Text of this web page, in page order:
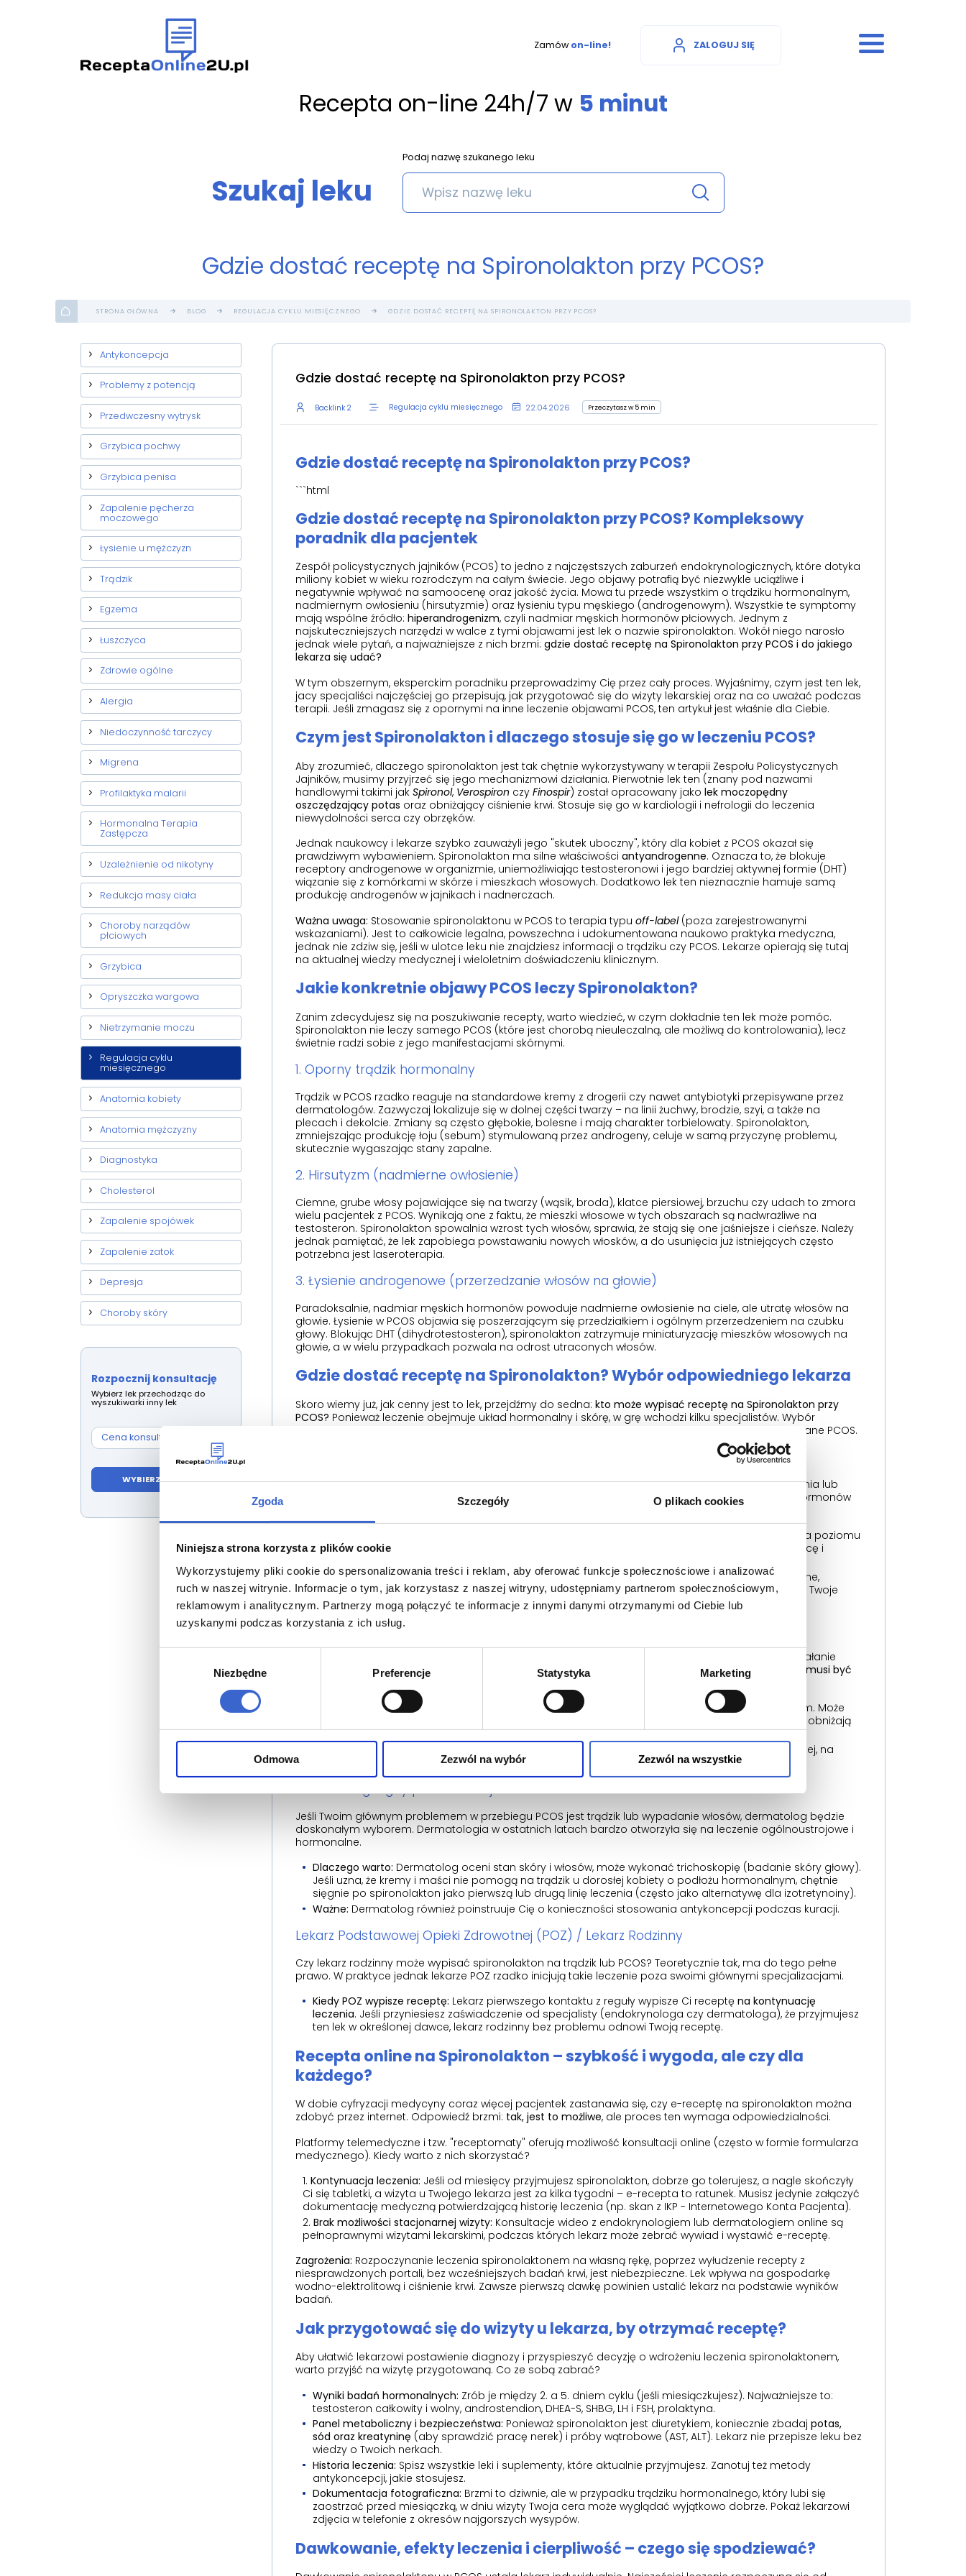
Zgoda Szczegóły O plikach cookies
Niniejsza strona korzysta z plików cookie
Wykorzystujemy pliki cookie do spersonalizowania treści i reklam, aby oferować funkcje społecznościowe i analizować
ruch w naszej witrynie. Informacje o tym, jak korzystasz z naszej witryny, udostępniamy partnerom społecznościowym,
reklamowym i analitycznym. Partnerzy mogą połączyć te informacje z innymi danymi otrzymanymi od Ciebie lub
uzyskanymi podczas korzystania z ich usług.
Niezbędne Preferencje Statystyka Marketing
Odmowa Zezwól na wybór Zezwól na wszystkie
Zamów on-line! ZALOGUJ SIĘ
Recepta on-line 24h/7 w 5 minut
Szukaj leku
Podaj nazwę szukanego leku
Gdzie dostać receptę na Spironolakton przy PCOS?
STRONA GŁÓWNA BLOG REGULACJA CYKLU MIESIĘCZNEGO GDZIE DOSTAĆ RECEPTĘ NA SPIRONOLAKTON PRZY PCOS?
Antykoncepcja
Problemy z potencją
Przedwczesny wytrysk
Grzybica pochwy
Grzybica penisa
Zapalenie pęcherza
moczowego
Łysienie u mężczyzn
Trądzik
Egzema
Łuszczyca
Zdrowie ogólne
Alergia
Niedoczynność tarczycy
Migrena
Profilaktyka malarii
Hormonalna Terapia
Zastępcza
Uzależnienie od nikotyny
Redukcja masy ciała
Choroby narządów
płciowych
Grzybica
Opryszczka wargowa
Nietrzymanie moczu
Regulacja cyklu
miesięcznego
Anatomia kobiety
Anatomia mężczyzny
Diagnostyka
Cholesterol
Zapalenie spojówek
Zapalenie zatok
Depresja
Choroby skóry
Rozpocznij konsultację
Wybierz lek przechodząc do
wyszukiwarki inny lek
Cena konsultacji:
WYBIERZ INNY LEK
Gdzie dostać receptę na Spironolakton przy PCOS?
Backlink 2 Regulacja cyklu miesięcznego 22.04.2026 Przeczytasz w 5 min
Gdzie dostać receptę na Spironolakton przy PCOS?
```html
Gdzie dostać receptę na Spironolakton przy PCOS? Kompleksowy
poradnik dla pacjentek
Zespół policystycznych jajników (PCOS) to jedno z najczęstszych zaburzeń endokrynologicznych, które dotyka
miliony kobiet w wieku rozrodczym na całym świecie. Jego objawy potrafią być niezwykle uciążliwe i
negatywnie wpływać na samoocenę oraz jakość życia. Mowa tu przede wszystkim o trądziku hormonalnym,
nadmiernym owłosieniu (hirsutyzmie) oraz łysieniu typu męskiego (androgenowym). Wszystkie te symptomy
mają wspólne źródło: hiperandrogenizm, czyli nadmiar męskich hormonów płciowych. Jednym z
najskuteczniejszych narzędzi w walce z tymi objawami jest lek o nazwie spironolakton. Wokół niego narosło
jednak wiele pytań, a najważniejsze z nich brzmi: gdzie dostać receptę na Spironolakton przy PCOS i do jakiego
lekarza się udać?
W tym obszernym, eksperckim poradniku przeprowadzimy Cię przez cały proces. Wyjaśnimy, czym jest ten lek,
jacy specjaliści najczęściej go przepisują, jak przygotować się do wizyty lekarskiej oraz na co uważać podczas
terapii. Jeśli zmagasz się z opornymi na inne leczenie objawami PCOS, ten artykuł jest właśnie dla Ciebie.
Czym jest Spironolakton i dlaczego stosuje się go w leczeniu PCOS?
Aby zrozumieć, dlaczego spironolakton jest tak chętnie wykorzystywany w terapii Zespołu Policystycznych
Jajników, musimy przyjrzeć się jego mechanizmowi działania. Pierwotnie lek ten (znany pod nazwami
handlowymi takimi jak Spironol, Verospiron czy Finospir) został opracowany jako lek moczopędny
oszczędzający potas oraz obniżający ciśnienie krwi. Stosuje się go w kardiologii i nefrologii do leczenia
niewydolności serca czy obrzęków.
Jednak naukowcy i lekarze szybko zauważyli jego "skutek uboczny", który dla kobiet z PCOS okazał się
prawdziwym wybawieniem. Spironolakton ma silne właściwości antyandrogenne. Oznacza to, że blokuje
receptory androgenowe w organizmie, uniemożliwiając testosteronowi i jego bardziej aktywnej formie (DHT)
wiązanie się z komórkami w skórze i mieszkach włosowych. Dodatkowo lek ten nieznacznie hamuje samą
produkcję androgenów w jajnikach i nadnerczach.
Ważna uwaga: Stosowanie spironolaktonu w PCOS to terapia typu off-label(poza zarejestrowanymi
wskazaniami). Jest to całkowicie legalna, powszechna i udokumentowana naukowo praktyka medyczna,
jednak nie zdziw się, jeśli w ulotce leku nie znajdziesz informacji o trądziku czy PCOS. Lekarze opierają się tutaj
na aktualnej wiedzy medycznej i wieloletnim doświadczeniu klinicznym.
Jakie konkretnie objawy PCOS leczy Spironolakton?
Zanim zdecydujesz się na poszukiwanie recepty, warto wiedzieć, w czym dokładnie ten lek może pomóc.
Spironolakton nie leczy samego PCOS (które jest chorobą nieuleczalną, ale możliwą do kontrolowania), lecz
świetnie radzi sobie z jego manifestacjami skórnymi.
1. Oporny trądzik hormonalny
Trądzik w PCOS rzadko reaguje na standardowe kremy z drogerii czy nawet antybiotyki przepisywane przez
dermatologów. Zazwyczaj lokalizuje się w dolnej części twarzy – na linii żuchwy, brodzie, szyi, a także na
plecach i dekolcie. Zmiany są często głębokie, bolesne i mają charakter torbielowaty. Spironolakton,
zmniejszając produkcję łoju (sebum) stymulowaną przez androgeny, celuje w samą przyczynę problemu,
skutecznie wygaszając stany zapalne.
2. Hirsutyzm (nadmierne owłosienie)
Ciemne, grube włosy pojawiające się na twarzy (wąsik, broda), klatce piersiowej, brzuchu czy udach to zmora
wielu pacjentek z PCOS. Wynikają one z faktu, że mieszki włosowe w tych obszarach są nadwrażliwe na
testosteron. Spironolakton spowalnia wzrost tych włosów, sprawia, że stają się one jaśniejsze i cieńsze. Należy
jednak pamiętać, że lek zapobiega powstawaniu nowych włosków, a do usunięcia już istniejących często
potrzebna jest laseroterapia.
3. Łysienie androgenowe (przerzedzanie włosów na głowie)
Paradoksalnie, nadmiar męskich hormonów powoduje nadmierne owłosienie na ciele, ale utratę włosów na
głowie. Łysienie w PCOS objawia się poszerzającym się przedziałkiem i ogólnym przerzedzeniem na czubku
głowy. Blokując DHT (dihydrotestosteron), spironolakton zatrzymuje miniaturyzację mieszków włosowych na
głowie, a w wielu przypadkach pozwala na odrost utraconych włosów.
Gdzie dostać receptę na Spironolakton? Wybór odpowiedniego lekarza
Skoro wiemy już, jak cenny jest to lek, przejdźmy do sedna: kto może wypisać receptę na Spironolakton przy
PCOS? Ponieważ leczenie obejmuje układ hormonalny i skórę, w grę wchodzi kilku specjalistów. Wybór
odpowiedniego zależy od Twoich głównych objawów oraz tego, czy masz już oficjalnie zdiagnozowane PCOS.
Endokrynolog to lekarz, do którego w pierwszej kolejności powinnaś się udać w przypadku podejrzenia lub
diagnozy PCOS. Zespół policystycznych jajników to zaburzenie endokrynne, a regulacja poziomu hormonów
Endokrynolog spojrzy na Twój organizm całościowo. Zleci kompleksowe badania poziomu
hormonów (testosteron wolny i całkowity, androstendion, DHEA-S, SHBG), a także sprawdzi tarczycę i
Kiedy przepisze lek:Jeśli badania wykażą hiperandrogenizm lub jeśli masz wyraźne objawy kliniczne,
endokrynolog bez problemu dobierze odpowiednią dawkę spironolaktonu i będzie monitorował Twoje
wyniki (zwłaszcza poziom potasu).
Lekarz Ginekolog (lub Ginekolog-Endokrynolog)
Ginekolog to drugi najważniejszy specjalista w życiu kobiety z PCOS. Ponieważ spironolakton ma działanie
teratogenne (może powodować feminizację płodu męskiego w przypadku ciąży), jego stosowanie musi być
bezwzględnie połączone ze skuteczną antykoncepcją
u kobiet aktywnych seksualnie.
Dlaczego warto:Ginekolog wykona USG transvaginalne, aby ocenić jajniki i grubość endometrium. Może
zaproponować terapię łączoną: dwuskładnikowe tabletki antykoncepcyjne (które same w sobie obniżają
androgeny) + spironolakton. Takie combo daje często najbardziej spektakularne rezultaty.
Ginekolodzy, zwłaszcza ci specjalizujący się w endokrynologii ginekologicznej, na
porządku dziennym wypisują ten lek swoim pacjentkom.
Dermatolog – gdy problemem jest skóra
Jeśli Twoim głównym problemem w przebiegu PCOS jest trądzik lub wypadanie włosów, dermatolog będzie
doskonałym wyborem. Dermatologia w ostatnich latach bardzo otworzyła się na leczenie ogólnoustrojowe i
hormonalne.
Dlaczego warto: Dermatolog oceni stan skóry i włosów, może wykonać trichoskopię (badanie skóry głowy).
Jeśli uzna, że kremy i maści nie pomogą na trądzik u dorosłej kobiety o podłożu hormonalnym, chętnie
sięgnie po spironolakton jako pierwszą lub drugą linię leczenia (często jako alternatywę dla izotretynoiny).
Ważne: Dermatolog również poinstruuje Cię o konieczności stosowania antykoncepcji podczas kuracji.
Lekarz Podstawowej Opieki Zdrowotnej (POZ) / Lekarz Rodzinny
Czy lekarz rodzinny może wypisać spironolakton na trądzik lub PCOS? Teoretycznie tak, ma do tego pełne
prawo. W praktyce jednak lekarze POZ rzadko inicjują takie leczenie poza swoimi głównymi specjalizacjami.
Kiedy POZ wypisze receptę: Lekarz pierwszego kontaktu z reguły wypisze Ci receptę na kontynuację
leczenia. Jeśli przyniesiesz zaświadczenie od specjalisty (endokrynologa czy dermatologa), że przyjmujesz
ten lek w określonej dawce, lekarz rodzinny bez problemu odnowi Twoją receptę.
Recepta online na Spironolakton – szybkość i wygoda, ale czy dla
każdego?
W dobie cyfryzacji medycyny coraz więcej pacjentek zastanawia się, czy e-receptę na spironolakton można
zdobyć przez internet. Odpowiedź brzmi: tak, jest to możliwe, ale proces ten wymaga odpowiedzialności.
Platformy telemedyczne i tzw. "receptomaty" oferują możliwość konsultacji online (często w formie formularza
medycznego). Kiedy warto z nich skorzystać?
Kontynuacja leczenia: Jeśli od miesięcy przyjmujesz spironolakton, dobrze go tolerujesz, a nagle skończyły
Ci się tabletki, a wizyta u Twojego lekarza jest za kilka tygodni – e-recepta to ratunek. Musisz jedynie załączyć
dokumentację medyczną potwierdzającą historię leczenia (np. skan z IKP - Internetowego Konta Pacjenta).
Brak możliwości stacjonarnej wizyty: Konsultacje wideo z endokrynologiem lub dermatologiem online są
pełnoprawnymi wizytami lekarskimi, podczas których lekarz może zebrać wywiad i wystawić e-receptę.
Zagrożenia: Rozpoczynanie leczenia spironolaktonem na własną rękę, poprzez wyłudzenie recepty z
niesprawdzonych portali, bez wcześniejszych badań krwi, jest niebezpieczne. Lek wpływa na gospodarkę
wodno-elektrolitową i ciśnienie krwi. Zawsze pierwszą dawkę powinien ustalić lekarz na podstawie wyników
badań.
Jak przygotować się do wizyty u lekarza, by otrzymać receptę?
Aby ułatwić lekarzowi postawienie diagnozy i przyspieszyć decyzję o wdrożeniu leczenia spironolaktonem,
warto przyjść na wizytę przygotowaną. Co ze sobą zabrać?
Wyniki badań hormonalnych: Zrób je między 2. a 5. dniem cyklu (jeśli miesiączkujesz). Najważniejsze to:
testosteron całkowity i wolny, androstendion, DHEA-S, SHBG, LH i FSH, prolaktyna.
Panel metaboliczny i bezpieczeństwa: Ponieważ spironolakton jest diuretykiem, koniecznie zbadaj potas,
sód oraz kreatyninę (aby sprawdzić pracę nerek) i próby wątrobowe (AST, ALT). Lekarz nie przepisze leku bez
wiedzy o Twoich nerkach.
Historia leczenia: Spisz wszystkie leki i suplementy, które aktualnie przyjmujesz. Zanotuj też metody
antykoncepcji, jakie stosujesz.
Dokumentacja fotograficzna: Brzmi to dziwnie, ale w przypadku trądziku hormonalnego, który lubi się
zaostrzać przed miesiączką, w dniu wizyty Twoja cera może wyglądać wyjątkowo dobrze. Pokaż lekarzowi
zdjęcia w telefonie z okresów najgorszych wysypów.
Dawkowanie, efekty leczenia i cierpliwość – czego się spodziewać?